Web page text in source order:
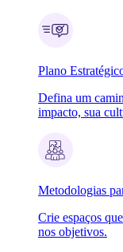
Plano
Defina um
impacto, sua
Metodologias
Crie espaços
nos objetivos.